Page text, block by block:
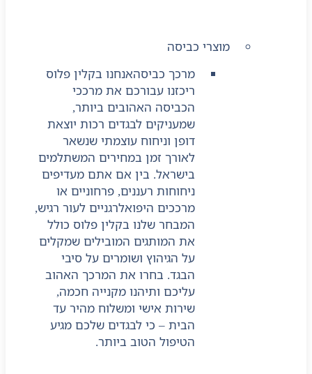
מוצרי כביסה
מרכך כביסהאנחנו בקלין פלוס
ריכזנו עבורכם את מרככי
הכביסה האהובים ביותר,
שמעניקים לבגדים רכות יוצאת
דופן וניחוח עוצמתי שנשאר
לאורך זמן במחירים המשתלמים
בישראל. בין אם אתם מעדיפים
ניחוחות רעננים, פרחוניים או
מרככים היפואלרגניים לעור רגיש,
המבחר שלנו בקלין פלוס כולל
את המותגים המובילים שמקלים
על הגיהוץ ושומרים על סיבי
הבגד. בחרו את המרכך האהוב
עליכם ותיהנו מקנייה חכמה,
שירות אישי ומשלוח מהיר עד
הבית – כי לבגדים שלכם מגיע
הטיפול הטוב ביותר.